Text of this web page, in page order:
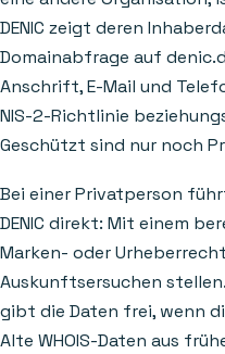
DENIC zeigt deren
Domainabfrage auf
Anschrift, E-Mail und
NIS-2-Richtlinie
Geschützt sind nur noch
Bei einer Privatperson
DENIC direkt: Mit einem
Marken- oder
Auskunftsersuchen
gibt die Daten frei, wenn
Alte WHOIS-Daten aus